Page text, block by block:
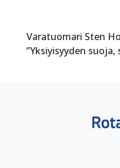
Varatuomari Sten
”Yksiyisyyden suoja,